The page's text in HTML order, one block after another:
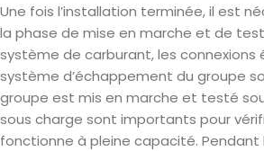
Une fois l’installation terminée, il est
la phase de mise en marche et de
système de carburant, les connexions
système d’échappement du groupe
groupe est mis en marche et testé
sous charge sont importants pour
fonctionne à pleine capacité. Pendant